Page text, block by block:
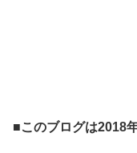
■このブログは2018